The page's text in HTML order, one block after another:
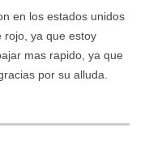
en los estados unidos
rojo, ya que estoy
mas rapido, ya que
por su alluda.